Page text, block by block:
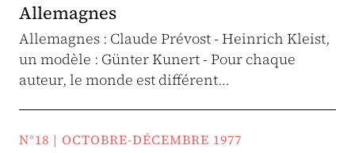
Allemagnes
Allemagnes : Claude Prévost - Heinrich Kleist,
un modèle : Günter Kunert - Pour chaque
auteur, le monde est différent…
N°18 | OCTOBRE-DÉCEMBRE 1977